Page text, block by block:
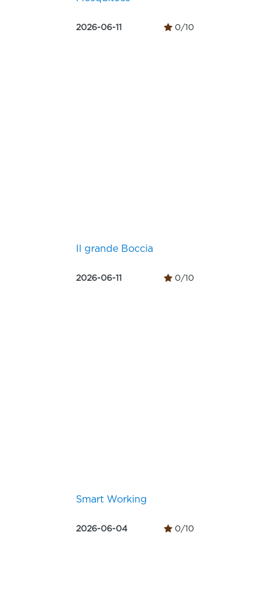
2026-06-11 0/10
Il grande Boccia
2026-06-11 0/10
Smart Working
2026-06-04 0/10